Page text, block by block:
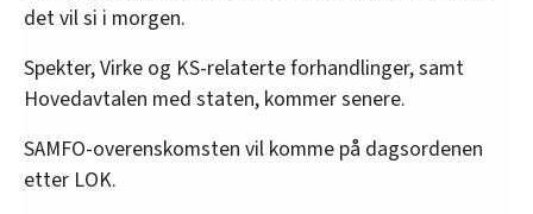
det vil si i morgen.
Spekter, Virke og KS-relaterte forhandlinger, samt
Hovedavtalen med staten, kommer senere.
SAMFO-overenskomsten vil komme på dagsordenen
etter LOK.